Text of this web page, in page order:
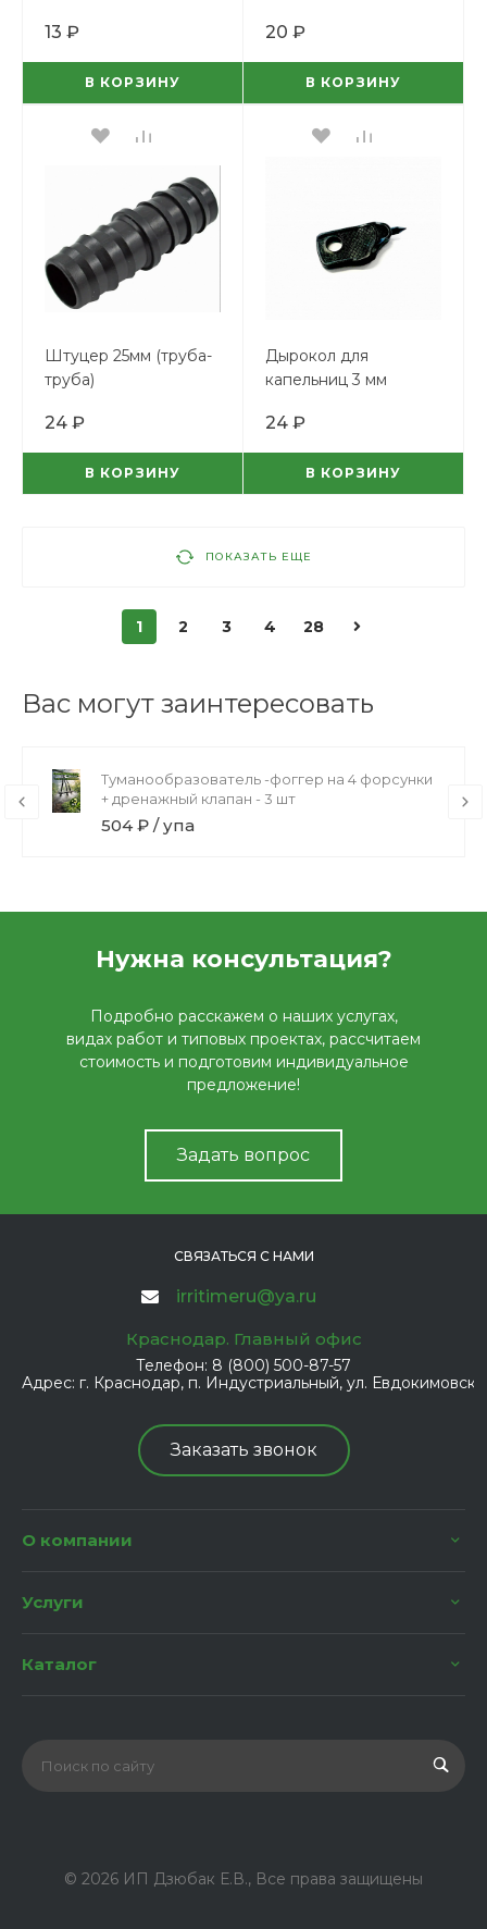
13 ₽
В КОРЗИНУ
20 ₽
В КОРЗИНУ
Штуцер 25мм (труба-
труба)
24 ₽
В КОРЗИНУ
Дырокол для
капельниц 3 мм
24 ₽
В КОРЗИНУ
ПОКАЗАТЬ ЕЩЕ
1 2 3 4 28
Вас могут заинтересовать
Туманообразователь -фоггер на 4 форсунки
+ дренажный клапан - 3 шт
504 ₽ / упа
Нужна консультация?
Подробно расскажем о наших услугах,
видах работ и типовых проектах, рассчитаем
стоимость и подготовим индивидуальное
предложение!
Задать вопрос
СВЯЗАТЬСЯ С НАМИ
irritimeru@ya.ru
Краснодар. Главный офис
Телефон: 8 (800) 500-87-57
Адрес: г. Краснодар, п. Индустриальный, ул.
Заказать звонок
О компании
Услуги
Каталог
© 2026 ИП Дзюбак Е.В., Все права защищены